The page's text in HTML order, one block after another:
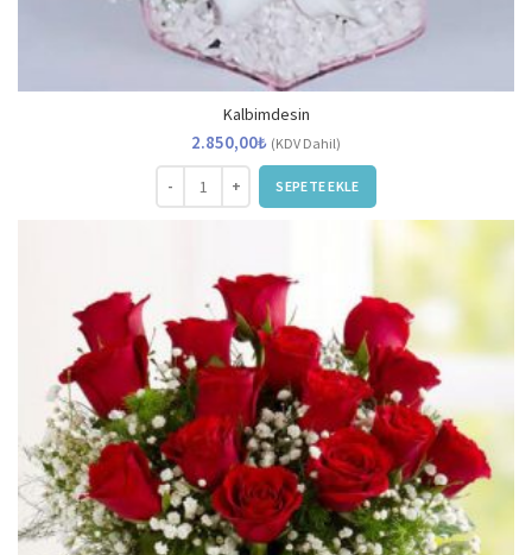
Kalbimdesin
2.850,00₺ (KDV Dahil)
Kalbimdesin adetSEPETE EKLE